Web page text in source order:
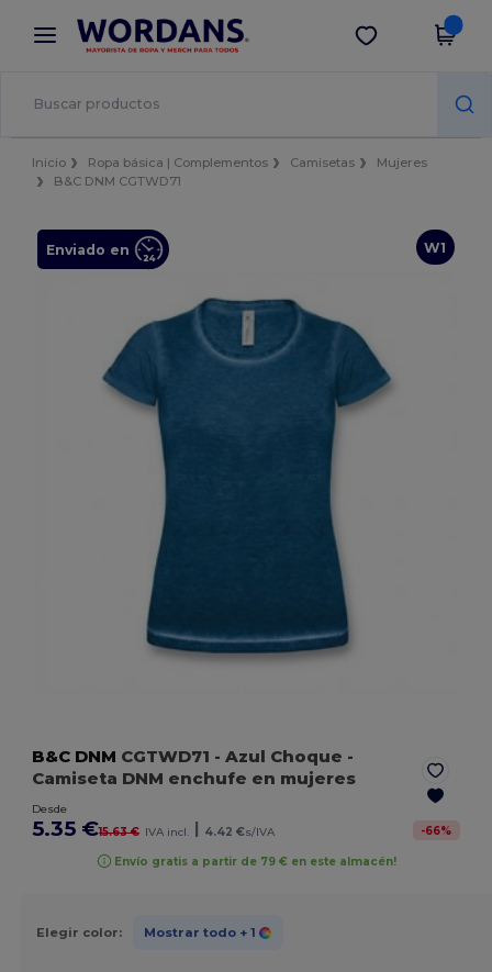
× App de Wordans
¡Mejores precios en app!
Descargar app
Inicio Ropa básica | Complementos Camisetas
Mujeres
B&C DNM CGTWD71
W1
Enviado en
B&C DNM CGTWD71 - Azul Choque -
Camiseta DNM enchufe en mujeres
Desde
5.35 €15.63 € IVA incl. 4.42 €s/IVA -66%
Envío gratis a partir de 79 € en este almacén!
Elegir color: Mostrar todo + 1